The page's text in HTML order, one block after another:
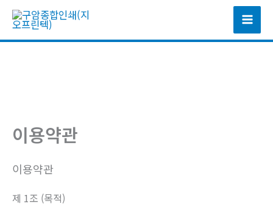
츠
이용약관
이용약관
제 1조 (목적)